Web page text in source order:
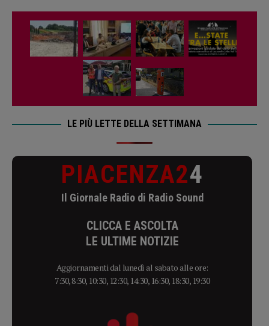
LE PIÙ LETTE DELLA SETTIMANA
PIACENZA24
Il Giornale Radio di Radio Sound
CLICCA E ASCOLTA
LE ULTIME NOTIZIE
Aggiornamenti dal lunedì al sabato alle ore:
7:30, 8:30, 10:30, 12:30, 14:30, 16:30, 18:30, 19:30